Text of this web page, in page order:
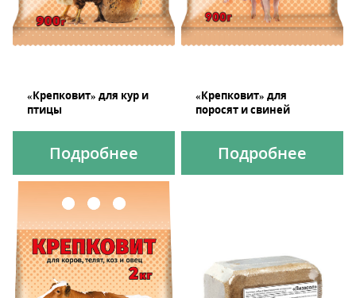
«Крепковит» для кур и
птицы
Подробнее
«Крепковит» для
поросят и свиней
Подробнее